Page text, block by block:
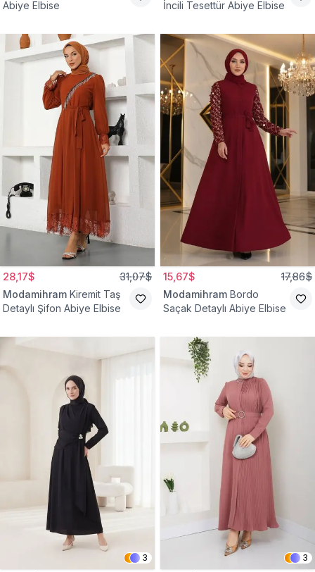
Abiye Elbise
İncili Tesettür Abiye Elbise
28,17$ 31,07$
Modamihram Kiremit Taş
Detaylı Şifon Abiye Elbise
15,67$ 17,86$
Modamihram Bordo
Saçak Detaylı Abiye Elbise
3 3